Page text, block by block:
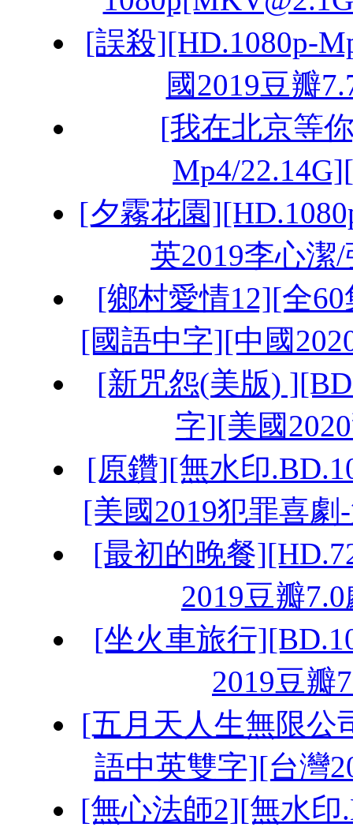
[誤殺][HD.1080p-
國2019豆瓣
[我在北京等
Mp4/
[夕霧花園
英2019李心潔
[鄉村愛情12][全60
[國語中字][中國
[新咒怨(美版)
字][美國
[原鑽][無水印
[美國2019犯罪喜
[最初的晚餐
2019豆瓣
[坐火車旅行
2019豆瓣
[五月天人生無限公
語中英雙字][台灣
[無心法師2][無水印